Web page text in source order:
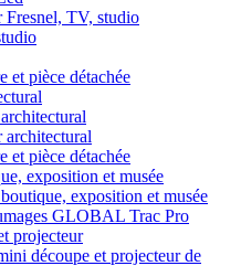
Fresnel, TV, studio
et pièce détachée
architectural
et pièce détachée
exposition et musée
exposition et musée
GLOBAL Trac Pro
projecteur
découpe et projecteur de